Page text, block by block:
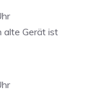
alte Gerät ist